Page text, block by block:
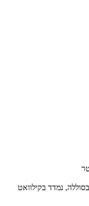
נמדד בקילוואט